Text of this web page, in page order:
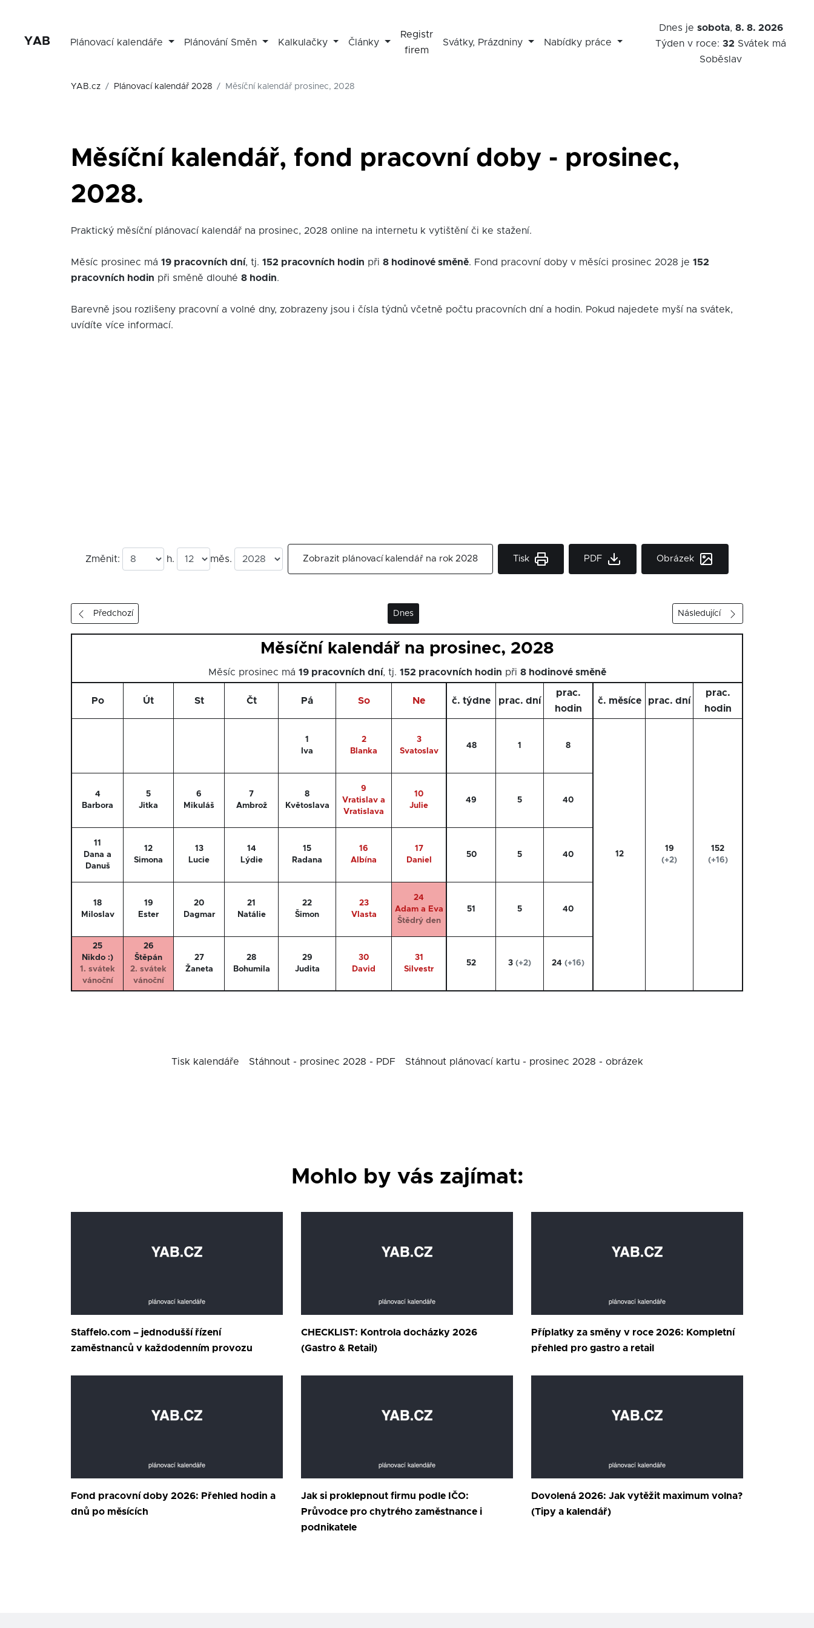
YAB Plánovací kalendáře Plánování Směn Kalkulačky Články
Registr
firem
Svátky, Prázdniny Nabídky práce
Dnes je sobota, 8. 8. 2026
Týden v roce:32 Svátek má
Soběslav
YAB.cz Plánovací kalendář 2028 Měsíční kalendář prosinec, 2028
Měsíční kalendář, fond pracovní doby - prosinec,
2028.
Praktický měsíční plánovací kalendář na prosinec, 2028 online na internetu k vytištění či ke stažení.
Měsíc prosinec má 19 pracovních dní, tj. 152 pracovních hodin při 8 hodinové směně. Fond pracovní doby v měsíci prosinec 2028 je 152
pracovních hodin při směně dlouhé 8 hodin.
Barevně jsou rozlišeny pracovní a volné dny, zobrazeny jsou i čísla týdnů včetně počtu pracovních dní a hodin. Pokud najedete myší na svátek,
uvídíte více informací.
Změnit: h. měs. Zobrazit plánovací kalendář na rok 2028 Tisk PDF Obrázek
Předchozí Dnes Následující
Měsíční kalendář na prosinec, 2028
Měsíc prosinec má 19 pracovních dní, tj. 152 pracovních hodin při 8 hodinové směně
Po Út St Čt Pá So Ne č. týdne prac. dní
prac.
hodin
č. měsíce prac. dní
prac.
hodin
1
Iva
2
Blanka
3
Svatoslav
48 1 8
12
19
(+2)
152
(+16)
4
Barbora
5
Jitka
6
Mikuláš
7
Ambrož
8
Květoslava
9
Vratislav a
Vratislava
10
Julie
49 5 40
11
Dana a
Danuš
12
Simona
13
Lucie
14
Lýdie
15
Radana
16
Albína
17
Daniel
50 5 40
18
Miloslav
19
Ester
20
Dagmar
21
Natálie
22
Šimon
23
Vlasta
24
Adam a Eva
Štědrý den
51 5 40
25
Nikdo :)
1. svátek
vánoční
26
Štěpán
2. svátek
vánoční
27
Žaneta
28
Bohumila
29
Judita
30
David
31
Silvestr
52 3 (+2) 24 (+16)
Tisk kalendáře Stáhnout - prosinec 2028 - PDF Stáhnout plánovací kartu - prosinec 2028 - obrázek
Mohlo by vás zajímat:
Staffelo.com – jednodušší řízení
zaměstnanců v každodenním provozu
CHECKLIST: Kontrola docházky 2026
(Gastro & Retail)
Příplatky za směny v roce 2026: Kompletní
přehled pro gastro a retail
Fond pracovní doby 2026: Přehled hodin a
dnů po měsících
Jak si proklepnout firmu podle IČO:
Průvodce pro chytrého zaměstnance i
podnikatele
Dovolená 2026: Jak vytěžit maximum volna?
(Tipy a kalendář)